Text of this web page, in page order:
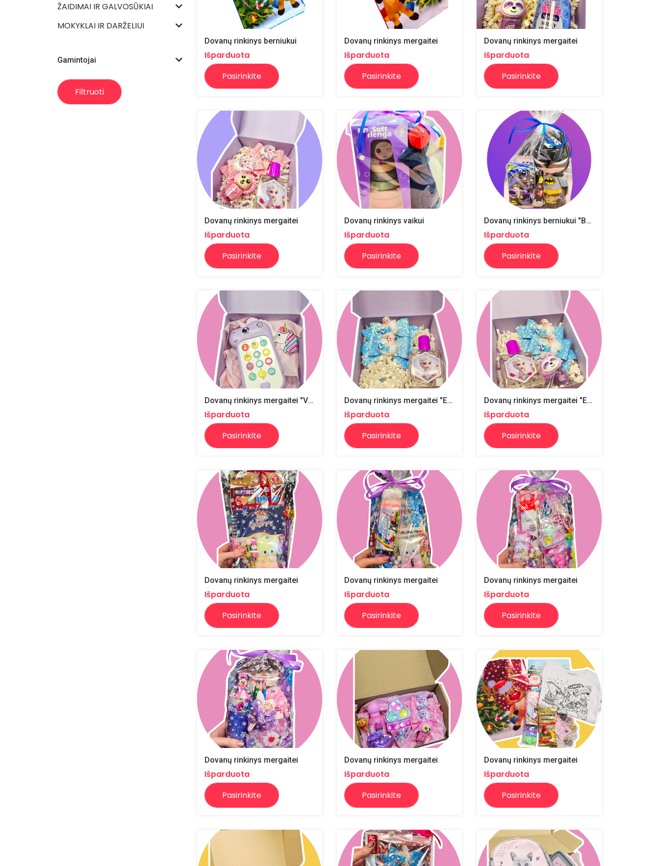
ŽAIDIMAI IR GALVOSŪKIAI
MOKYKLAI IR DARŽELIUI
Gamintojai
Filtruoti
Dovanų rinkinys berniukui
Išparduota
Pasirinkite
Dovanų rinkinys mergaitei
Išparduota
Pasirinkite
Dovanų rinkinys mergaitei
Išparduota
Pasirinkite
Dovanų rinkinys mergaitei
Išparduota
Pasirinkite
Dovanų rinkinys vaikui
Išparduota
Pasirinkite
Dovanų rinkinys berniukui "Batman"
Išparduota
Pasirinkite
Dovanų rinkinys mergaitei "Vienaragiai"
Išparduota
Pasirinkite
Dovanų rinkinys mergaitei "Elza"
Išparduota
Pasirinkite
Dovanų rinkinys mergaitei "Elza"
Išparduota
Pasirinkite
Dovanų rinkinys mergaitei
Išparduota
Pasirinkite
Dovanų rinkinys mergaitei
Išparduota
Pasirinkite
Dovanų rinkinys mergaitei
Išparduota
Pasirinkite
Dovanų rinkinys mergaitei
Išparduota
Pasirinkite
Dovanų rinkinys mergaitei
Išparduota
Pasirinkite
Dovanų rinkinys mergaitei
Išparduota
Pasirinkite